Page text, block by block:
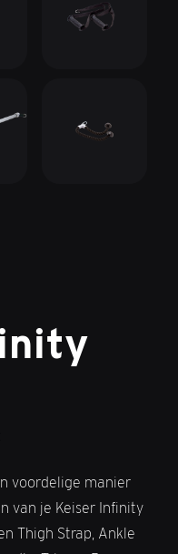
voordelige manier
van je Keiser Infinity
Thigh Strap, Ankle